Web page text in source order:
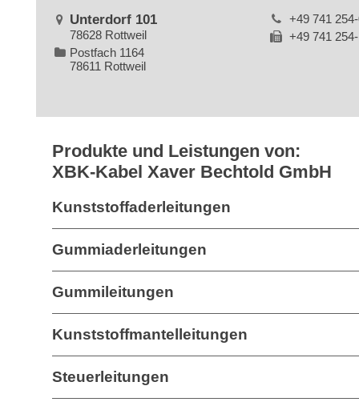
Unterdorf 101
78628 Rottweil
Postfach 1164
78611 Rottweil
+49 741
+49 741
Produkte und Leistungen von:
XBK-Kabel Xaver Bechtold GmbH
Kunststoffaderleitungen
Gummiaderleitungen
Gummileitungen
Kunststoffmantelleitungen
Steuerleitungen